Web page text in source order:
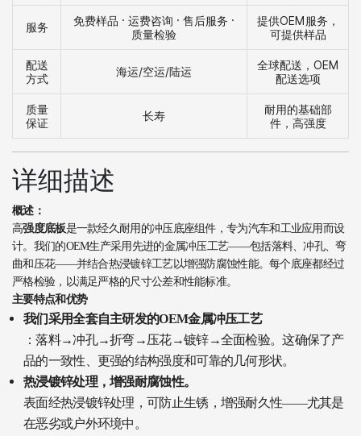
服务
免费样品 · 运费咨询 · 售后服务 ·
质量检验
提供OEM服务，
可提供样品
配送
方式
海运/空运/陆运
全球配送，OEM
配送选项
质量
保证
长寿
耐用的基础部
件，高强度
详细描述
概述：
高强度底板是一款经久耐用的冲压底座组件，专为汽车和工业应用而设
计。我们的OEM生产采用先进的金属冲压工艺——包括落料、冲孔、弯
曲和压花——并结合热浸镀锌工艺以增强防腐蚀性能。每个底座都经过
严格检验，以满足严格的尺寸公差和性能标准。
主要特点和优势
我们采用全套自主研发的OEM金属冲压工艺
：落料→冲孔→折弯→压花→镀锌→全面检验。这确保了产
品的一致性、更强的结构强度和可靠的几何形状。
热浸镀锌处理，增强耐腐蚀性。
表面经热浸镀锌处理，可防止生锈，增强耐久性——尤其是
在恶劣或户外环境中。